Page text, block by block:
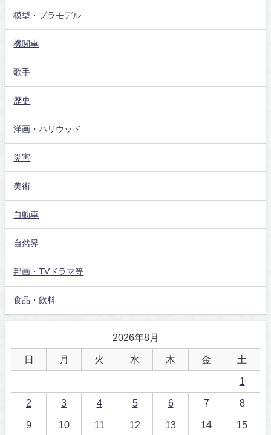
模型・プラモデル
機関車
歌手
歴史
洋画・ハリウッド
災害
美術
自動車
自然界
邦画・TVドラマ等
食品・飲料
2026年8月
日 月 火 水 木 金 土
1
2 3 4 5 6 7 8
9 10 11 12 13 14 15